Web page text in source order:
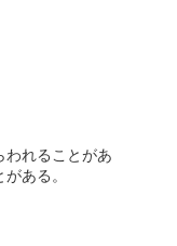
われることがあ
ある。